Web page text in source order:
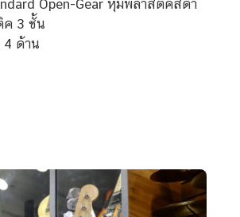
Open-Gear หุ้มพลาสติคสีดำ
ค 3 ชั้น
ด้าน